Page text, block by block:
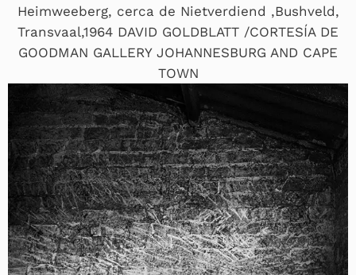
Heimweeberg, cerca de Nietverdiend ,Bushveld,
Transvaal,1964 DAVID GOLDBLATT /CORTESÍA DE
GOODMAN GALLERY JOHANNESBURG AND CAPE
TOWN